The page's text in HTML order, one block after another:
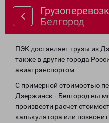
Белгород
ПЭК доставляет грузы из
также в другие города
авиатранспортом.
С примерной стоимостью
Дзержинск - Белгород вы
произвести расчет
калькулятора или